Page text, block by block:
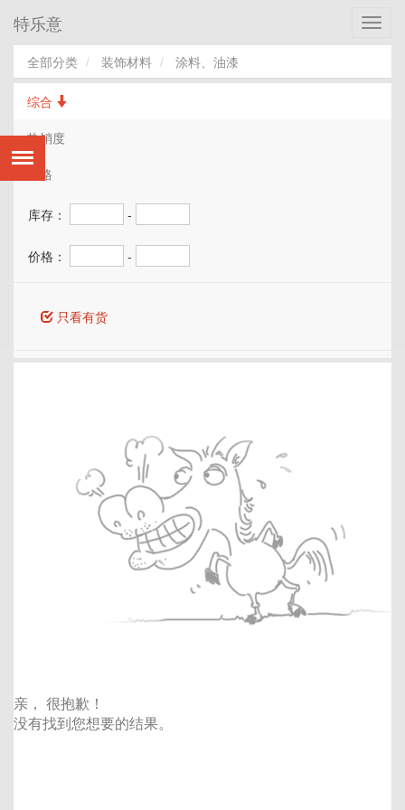
特乐意
全部分类 装饰材料 涂料、油漆
综合
热销度
价格
库存： -
价格： -
只看有货
亲， 很抱歉！
没有找到您想要的结果。